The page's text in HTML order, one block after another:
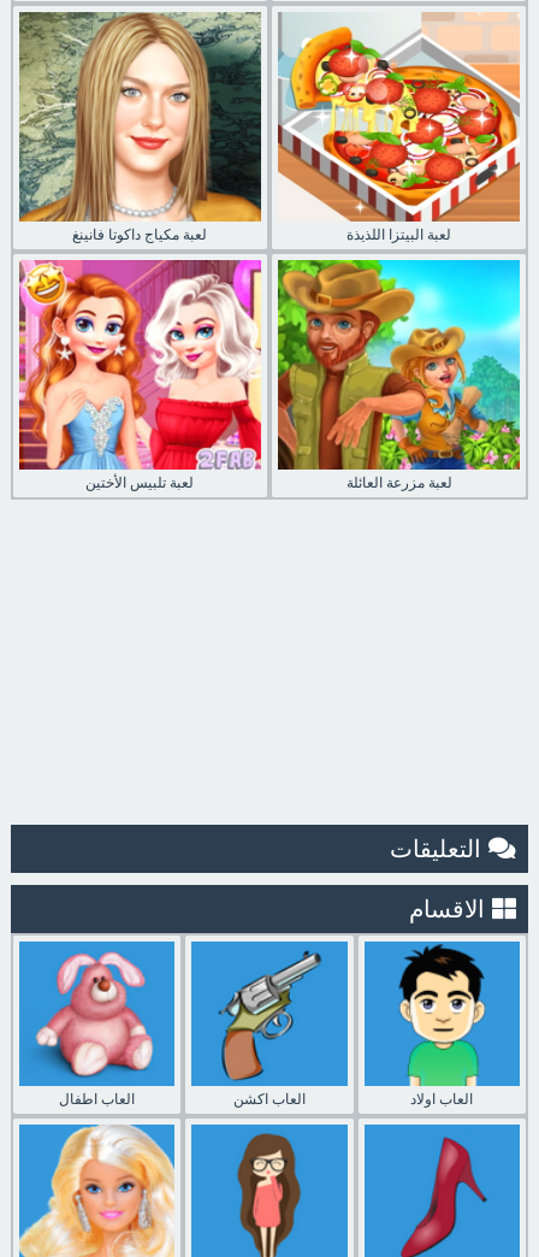
لعبة مكياج داكوتا فانينغ لعبة البيتزا اللذيذة
لعبة تلبيس الأختين لعبة مزرعة العائلة
التعليقات
الاقسام
العاب اطفال العاب اكشن العاب اولاد